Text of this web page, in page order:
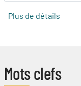
Plus de détails
Mots clefs